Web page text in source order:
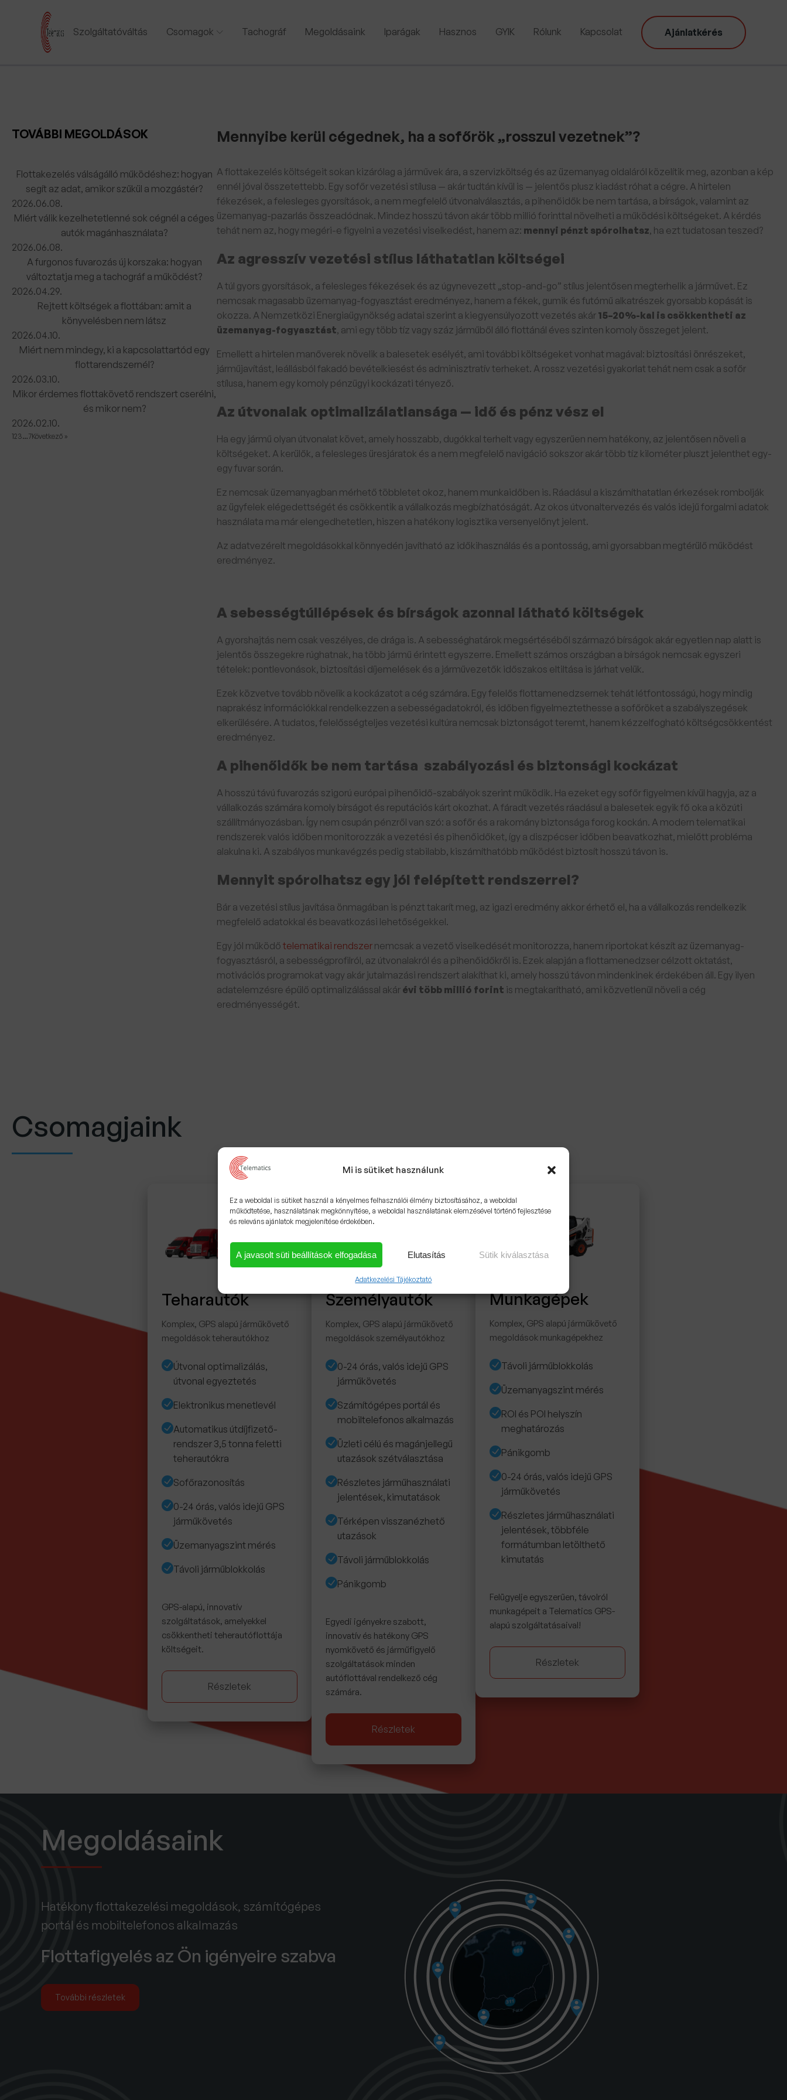
Mi is sütiket használunk
Ez a weboldal is sütiket használ a kényelmes felhasználói élmény biztosításához, a weboldal
működtetése, használatának megkönnyítése, a weboldal használatának elemzésével történő fejlesztése
és releváns ajánlatok megjelenítése érdekében.
A javasolt süti beállítások elfogadása Elutasítás Sütik kiválasztása
Adatkezelési Tájékoztató
Szolgáltatóváltás Csomagok Tachográf Megoldásaink Iparágak Hasznos GYIK Rólunk Kapcsolat Ajánlatkérés
TOVÁBBI MEGOLDÁSOK
Flottakezelés válságálló működéshez: hogyan
segít az adat, amikor szűkül a mozgástér?
2026.06.08.
Miért válik kezelhetetlenné sok cégnél a céges
autók magánhasználata?
2026.06.08.
A furgonos fuvarozás új korszaka: hogyan
változtatja meg a tachográf a működést?
2026.04.29.
Rejtett költségek a flottában: amit a
könyvelésben nem látsz
2026.04.10.
Miért nem mindegy, ki a kapcsolattartód egy
flottarendszernél?
2026.03.10.
Mikor érdemes flottakövető rendszert cserélni,
és mikor nem?
2026.02.10.
123…7Következő »
Mennyibe kerül cégednek, ha a sofőrök „rosszul vezetnek”?
A flottakezelés költségeit sokan kizárólag a járművek ára, a szervizköltség és az üzemanyag oldaláról közelítik meg, azonban a kép
ennél jóval összetettebb. Egy sofőr vezetési stílusa — akár tudtán kívül is — jelentős plusz kiadást róhat a cégre. A hirtelen
fékezések, a felesleges gyorsítások, a nem megfelelő útvonalválasztás, a pihenőidők be nem tartása, a bírságok, valamint az
üzemanyag-pazarlás összeadódnak. Mindez hosszú távon akár több millió forinttal növelheti a működési költségeket. A kérdés
tehát nem az, hogy megéri-e figyelni a vezetési viselkedést, hanem az: mennyi pénzt spórolhatsz, ha ezt tudatosan teszed?
Az agresszív vezetési stílus láthatatlan költségei
A túl gyors gyorsítások, a felesleges fékezések és az úgynevezett „stop-and-go” stílus jelentősen megterhelik a járművet. Ez
nemcsak magasabb üzemanyag-fogyasztást eredményez, hanem a fékek, gumik és futómű alkatrészek gyorsabb kopását is
okozza. A Nemzetközi Energiaügynökség adatai szerint a kiegyensúlyozott vezetés akár 15–20%-kal is csökkentheti az
üzemanyag-fogyasztást, ami egy több tíz vagy száz járműből álló flottánál éves szinten komoly összeget jelent.
Emellett a hirtelen manőverek növelik a balesetek esélyét, ami további költségeket vonhat magával: biztosítási önrészeket,
járműjavítást, leállásból fakadó bevételkiesést és adminisztratív terheket. A rossz vezetési gyakorlat tehát nem csak a sofőr
stílusa, hanem egy komoly pénzügyi kockázati tényező.
Az útvonalak optimalizálatlansága — idő és pénz vész el
Ha egy jármű olyan útvonalat követ, amely hosszabb, dugókkal terhelt vagy egyszerűen nem hatékony, az jelentősen növeli a
költségeket. A kerülők, a felesleges üresjáratok és a nem megfelelő navigáció sokszor akár több tíz kilométer pluszt jelenthet egy-
egy fuvar során.
Ez nemcsak üzemanyagban mérhető többletet okoz, hanem munkaidőben is. Ráadásul a kiszámíthatatlan érkezések rombolják
az ügyfelek elégedettségét és csökkentik a vállalkozás megbízhatóságát. Az okos útvonaltervezés és valós idejű forgalmi adatok
használata ma már elengedhetetlen, hiszen a hatékony logisztika versenyelőnyt jelent.
Az adatvezérelt megoldásokkal könnyedén javítható az időkihasználás és a pontosság, ami gyorsabban megtérülő működést
eredményez.
A sebességtúllépések és bírságok azonnal látható költségek
A gyorshajtás nem csak veszélyes, de drága is. A sebességhatárok megsértéséből származó bírságok akár egyetlen nap alatt is
jelentős összegekre rúghatnak, ha több jármű érintett egyszerre. Emellett számos országban a bírságok nemcsak egyszeri
tételek: pontlevonások, biztosítási díjemelések és a járművezetők időszakos eltiltása is járhat velük.
Ezek közvetve tovább növelik a kockázatot a cég számára. Egy felelős flottamenedzsernek tehát létfontosságú, hogy mindig
naprakész információkkal rendelkezzen a sebességadatokról, és időben figyelmeztethesse a sofőröket a szabályszegések
elkerülésére. A tudatos, felelősségteljes vezetési kultúra nemcsak biztonságot teremt, hanem kézzelfogható költségcsökkentést
eredményez.
A pihenőidők be nem tartása szabályozási és biztonsági kockázat
A hosszú távú fuvarozás szigorú európai pihenőidő-szabályok szerint működik. Ha ezeket egy sofőr figyelmen kívül hagyja, az a
vállalkozás számára komoly bírságot és reputációs kárt okozhat. A fáradt vezetés ráadásul a balesetek egyik fő oka a közúti
szállítmányozásban. Így nem csupán pénzről van szó: a sofőr és a rakomány biztonsága forog kockán. A modern telematikai
rendszerek valós időben monitorozzák a vezetési és pihenőidőket, így a diszpécser időben beavatkozhat, mielőtt probléma
alakulna ki. A szabályos munkavégzés pedig stabilabb, kiszámíthatóbb működést biztosít hosszú távon is.
Mennyit spórolhatsz egy jól felépített rendszerrel?
Bár a vezetési stílus javítása önmagában is pénzt takarít meg, az igazi eredmény akkor érhető el, ha a vállalkozás rendelkezik
megfelelő adatokkal és beavatkozási lehetőségekkel.
Egy jól működő telematikai rendszer nemcsak a vezető viselkedését monitorozza, hanem riportokat készít az üzemanyag-
fogyasztásról, a sebességprofilról, az útvonalakról és a pihenőidőkről is. Ezek alapján a flottamenedzser célzott oktatást,
motivációs programokat vagy akár jutalmazási rendszert alakíthat ki, amely hosszú távon mindenkinek érdekében áll. Egy ilyen
adatelemzésre épülő optimalizálással akár évi több millió forint is megtakarítható, ami közvetlenül növeli a cég
eredményességét.
Csomagjaink
Teharautók
Komplex, GPS alapú járműkövető
megoldások teherautókhoz
Útvonal optimalizálás,
útvonal egyeztetés
Elektronikus menetlevél
Automatikus útdíjfizető-
rendszer 3,5 tonna feletti
teherautókra
Sofőrazonosítás
0-24 órás, valós idejű GPS
járműkövetés
Üzemanyagszint mérés
Távoli járműblokkolás
GPS-alapú, innovatív
szolgáltatások, amelyekkel
csökkentheti teherautóflottája
költségeit.
Részletek
Személyautók
Komplex, GPS alapú járműkövető
megoldások személyautókhoz
0-24 órás, valós idejű GPS
járműkövetés
Számítógépes portál és
mobiltelefonos alkalmazás
Üzleti célú és magánjellegű
utazások szétválasztása
Részletes járműhasználati
jelentések, kimutatások
Térképen visszanézhető
utazások
Távoli járműblokkolás
Pánikgomb
Egyedi igényekre szabott,
innovatív és hatékony GPS
nyomkövető és járműfigyelő
szolgáltatások minden
autóflottával rendelkező cég
számára.
Részletek
Munkagépek
Komplex, GPS alapú járműkövető
megoldások munkagépekhez
Távoli járműblokkolás
Üzemanyagszint mérés
ROI és POI helyszín
meghatározás
Pánikgomb
0-24 órás, valós idejű GPS
járműkövetés
Részletes járműhasználati
jelentések, többféle
formátumban letölthető
kimutatás
Felügyelje egyszerűen, távolról
munkagépeit a Telematics GPS-
alapú szolgáltatásaival!
Részletek
Megoldásaink
Hatékony flottakezelési megoldások, számítógépes
portál és mobiltelefonos alkalmazás
Flottafigyelés az Ön igényeire szabva
További részletek